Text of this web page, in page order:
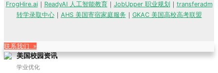
FrogHire.ai｜ ReadyAI 人工智能教育｜ JobUpper 职业规划 ｜ transferadm
转学录取中心｜ AHS 美国寄宿家庭服务 ｜ GKAC 美国高校高考联盟
联系我们 »
美国校园资讯
学业优化